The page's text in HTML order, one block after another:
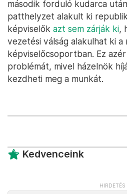
második forduló kudarca
patthelyzet alakult ki
képviselők azt sem zárják ki,
vezetési válság alakulhat ki a
képviselőcsoportban. Ez
problémát, mivel házelnök
kezdheti meg a munkát.
Kedvenceink